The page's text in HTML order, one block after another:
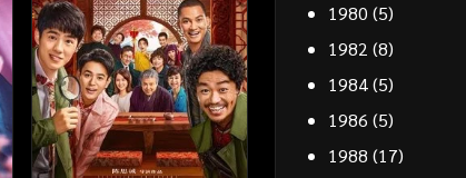
1980 (5)
1982 (8)
1984(5)
1986 (5)
1988 (17)